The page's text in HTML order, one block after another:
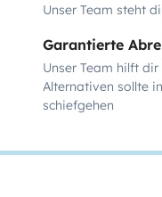
Unser Team steht
Garantierte
Unser Team hilft
Alternativen sollte
schiefgehen